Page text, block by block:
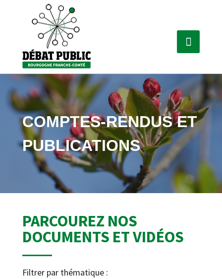
COMPTES-RENDUS ET
PUBLICATIONS
PARCOUREZ NOS
DOCUMENTS ET VIDÉOS
Filtrer par thématique :